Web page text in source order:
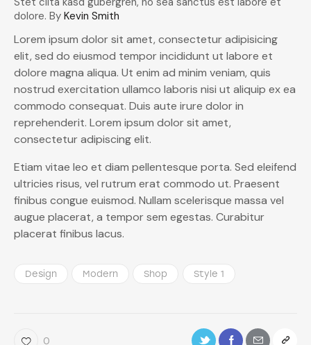
dolore. By Kevin Smith
Lorem ipsum dolor sit amet, consectetur adipisicing
elit, sed do eiusmod tempor incididunt ut labore et
dolore magna aliqua. Ut enim ad minim veniam, quis
nostrud exercitation ullamco laboris nisi ut aliquip ex ea
commodo consequat. Duis aute irure dolor in
reprehenderit. Lorem ipsum dolor sit amet,
consectetur adipiscing elit.
Etiam vitae leo et diam pellentesque porta. Sed eleifend
ultricies risus, vel rutrum erat commodo ut. Praesent
finibus congue euismod. Nullam scelerisque massa vel
augue placerat, a tempor sem egestas. Curabitur
placerat finibus lacus.
Design Modern Shop Style 1
0